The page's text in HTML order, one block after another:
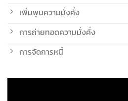
เพิ่มพูนความมั่งคั่ง
การถ่ายทอดความมั่งคั่ง
การจัดการหนี้